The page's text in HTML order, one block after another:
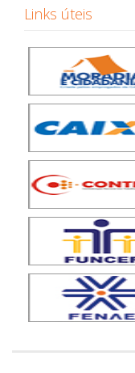
Links úteis